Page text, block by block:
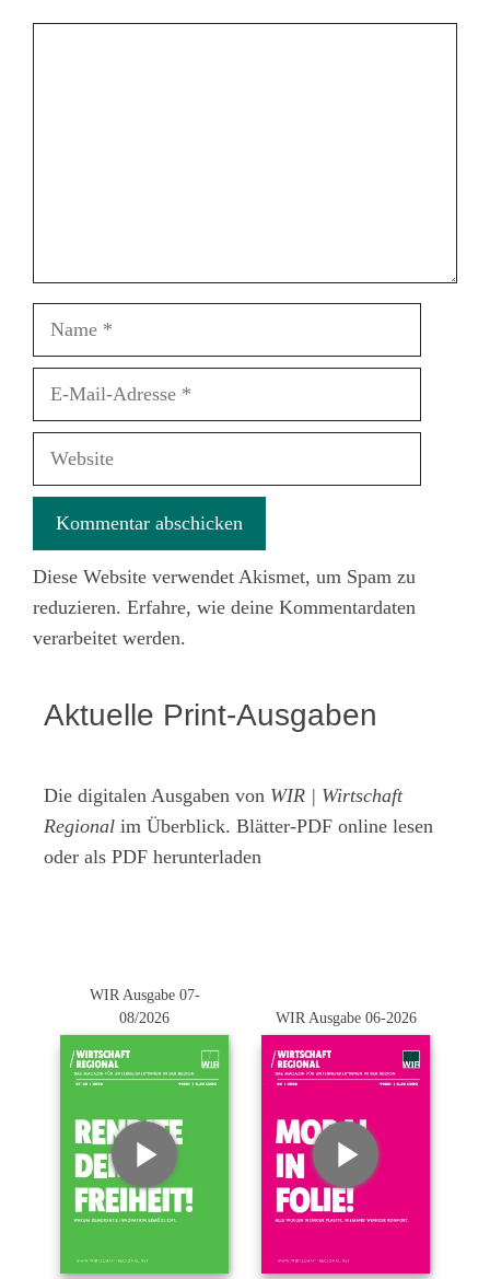
Diese Website verwendet Akismet, um Spam zu
reduzieren. Erfahre, wie deine Kommentardaten
verarbeitet werden.
Aktuelle Print-Ausgaben
Die digitalen Ausgaben von WIR | Wirtschaft
Regional im Überblick. Blätter-PDF online lesen
oder als PDF herunterladen
WIR Ausgabe 07-
08/2026
WIR Ausgabe 06-2026